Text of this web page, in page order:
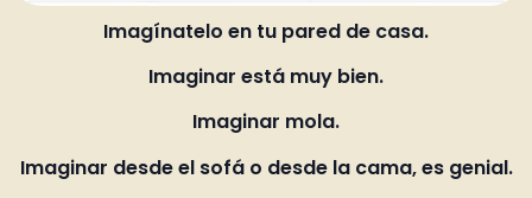
Imagínatelo en tu pared de casa.
Imaginar está muy bien.
Imaginar mola.
Imaginar desde el sofá o desde la cama, es genial.